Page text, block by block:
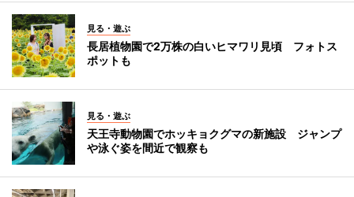
見る・遊ぶ
長居植物園で2万株の白いヒマワリ見頃 フォトス
ポットも
見る・遊ぶ
天王寺動物園でホッキョクグマの新施設 ジャンプ
や泳ぐ姿を間近で観察も